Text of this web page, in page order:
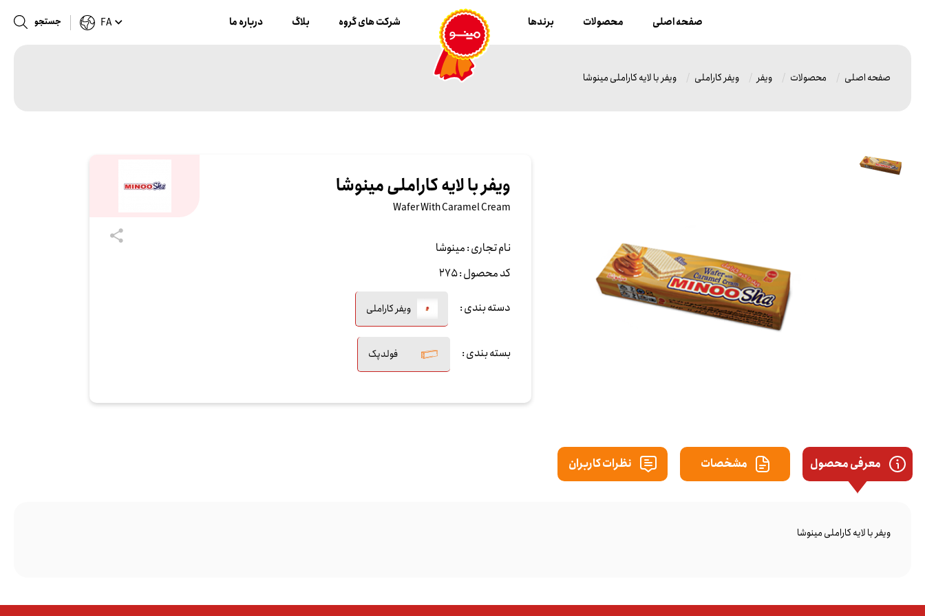
صفحه اصلی محصولات برندها شرکت های گروه بلاگ درباره ما FA جستجو
صفحه اصلی محصولات ویفر ویفر کاراملی ویفر با لایه کاراملی مینوشا
ویفر با لایه کاراملی مینوشا
Wafer With Caramel Cream
نام تجاری :مینوشا
کد محصول :275
دسته بندی : ویفر کاراملی
بسته بندی : فولدپک
معرفی محصول مشخصات نظرات کاربران
ویفر با لایه کاراملی مینوشا